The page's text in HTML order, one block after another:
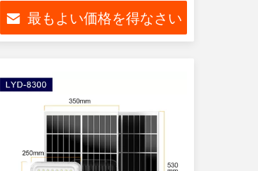
最もよい価格を得なさい